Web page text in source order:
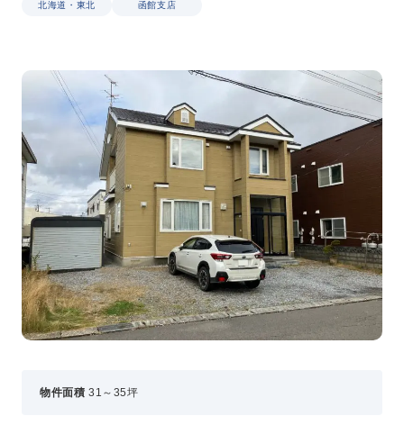
CSR
事業・サービス
外壁塗装
屋根塗装
いえもる
外壁のミカタ（塗り替え相談所）
住まい探しのミカタ
施工事例
外壁セルフチェック
無料点検・お見積もり
採用情報
北海道・東北 函館支店
物件面積 31～35坪